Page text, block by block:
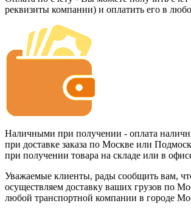
реквизиты компании) и оплатить его в
Наличными при получении - оплата
при доставке заказа по Москве или
при получении товара на складе или в
Уважаемые клиенты, рады сообщить вам,
осуществляем доставку ваших грузов по
любой транспортной компании в городе